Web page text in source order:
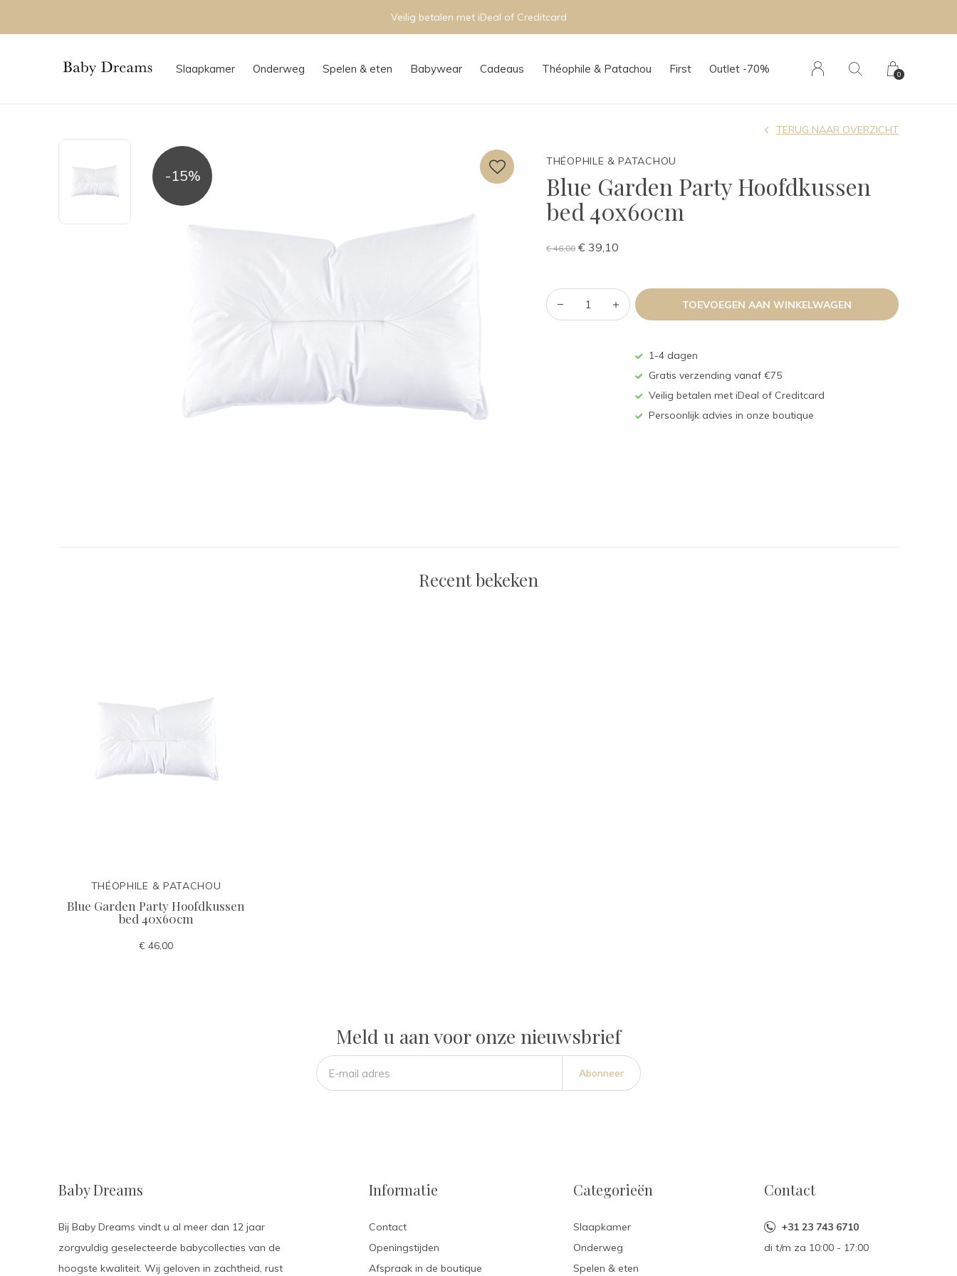
Slaapkamer Onderweg Spelen & eten Babywear Cadeaus Théophile & Patachou First Outlet -70% 0
Veilig betalen met iDeal of Creditcard
-15%
THÉOPHILE & PATACHOU
Blue Garden Party Hoofdkussen
bed 40x60cm
TERUG NAAR OVERZICHT
€ 46,00 € 39,10
TOEVOEGEN AAN WINKELWAGEN
1-4 dagen
Gratis verzending vanaf €75
Veilig betalen met iDeal of Creditcard
Persoonlijk advies in onze boutique
Recent bekeken
THÉOPHILE & PATACHOU
Blue Garden Party Hoofdkussen
bed 40x60cm
€ 46,00
Meld u aan voor onze nieuwsbrief
Abonneer
Baby Dreams
Bij Baby Dreams vindt u al meer dan 12 jaar
zorgvuldig geselecteerde babycollecties van de
hoogste kwaliteit. Wij geloven in zachtheid, rust
Informatie
Contact
Openingstijden
Afspraak in de boutique
Categorieën
Slaapkamer
Onderweg
Spelen & eten
Contact
+31 23 743 6710
di t/m za 10:00 - 17:00